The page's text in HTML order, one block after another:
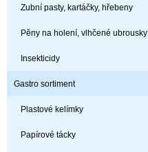
Zubní pasty, kartáčky, hřebeny
Pěny na holení, vlhčené ubrousky
Insekticidy
Gastro sortiment
Plastové kelímky
Papírové tácky